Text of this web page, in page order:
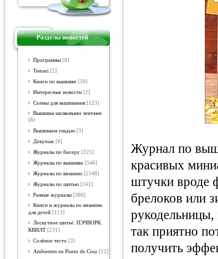
Разделы новостей
Программы [8]
Temari [2]
Книги по вышивке [59]
Интересные новости [2]
Схемы для вышивания [123]
Вышивка шелковыми лентами
[8]
Вышиваем гладью [3]
Декупаж [8]
Журналы по бисеру [225]
Журналы по вышивке [546]
Журналы по вязанию [2148]
Журналы по шитью [241]
Разные журналы [386]
Книги и журналы по вязанию
для детей [113]
Лоскутное шитьё. ПЭЧВОРК.
КВИЛТ [231]
Солёное тесто [3]
Ambientes en Punto de Cruz [12]
Журнал по
красивых
штучки вроде
брелоков или
так приятно
получить